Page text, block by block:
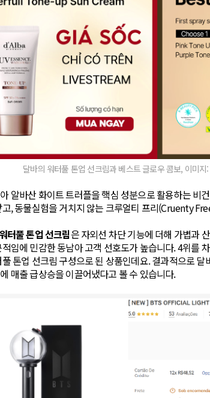
달바의 워터풀 톤업 선크림과 베스트 글로우 콤보, 이미지
알바산 화이트 트러플을 핵심 성분으로 활용하는 비
, 동물실험을 거치지 않는 크루얼티 프리(Cruenty
워터풀 톤업 선크림은 자외선 차단 기능에 더해 가볍과
임에 민감한 동남아 고객 선호도가 높습니다. 4위를
톤업 선크림 구성으로 된 상품인데요. 결과적으로
매출 급상승을 이끌어냈다고 볼 수 있습니다.